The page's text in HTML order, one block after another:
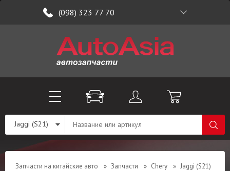
(098) 323 77 70
Jaggi (S21)
Запчасти на китайские авто » Запчасти » Chery » Jaggi (S21)